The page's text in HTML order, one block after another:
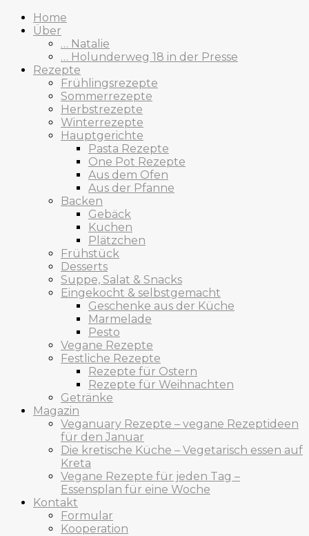
Home
Über
… Natalie
… Holunderweg 18 in der Presse
Rezepte
Frühlingsrezepte
Sommerrezepte
Herbstrezepte
Winterrezepte
Hauptgerichte
Pasta Rezepte
One Pot Rezepte
Aus dem Ofen
Aus der Pfanne
Backen
Gebäck
Kuchen
Plätzchen
Frühstück
Desserts
Suppe, Salat & Snacks
Eingekocht & selbstgemacht
Geschenke aus der Küche
Marmelade
Pesto
Vegane Rezepte
Festliche Rezepte
Rezepte für Ostern
Rezepte für Weihnachten
Getränke
Magazin
Veganuary Rezepte – vegane Rezeptideen
für den Januar
Die kretische Küche – Vegetarisch essen auf
Kreta
Vegane Rezepte für jeden Tag –
Essensplan für eine Woche
Kontakt
Formular
Kooperation